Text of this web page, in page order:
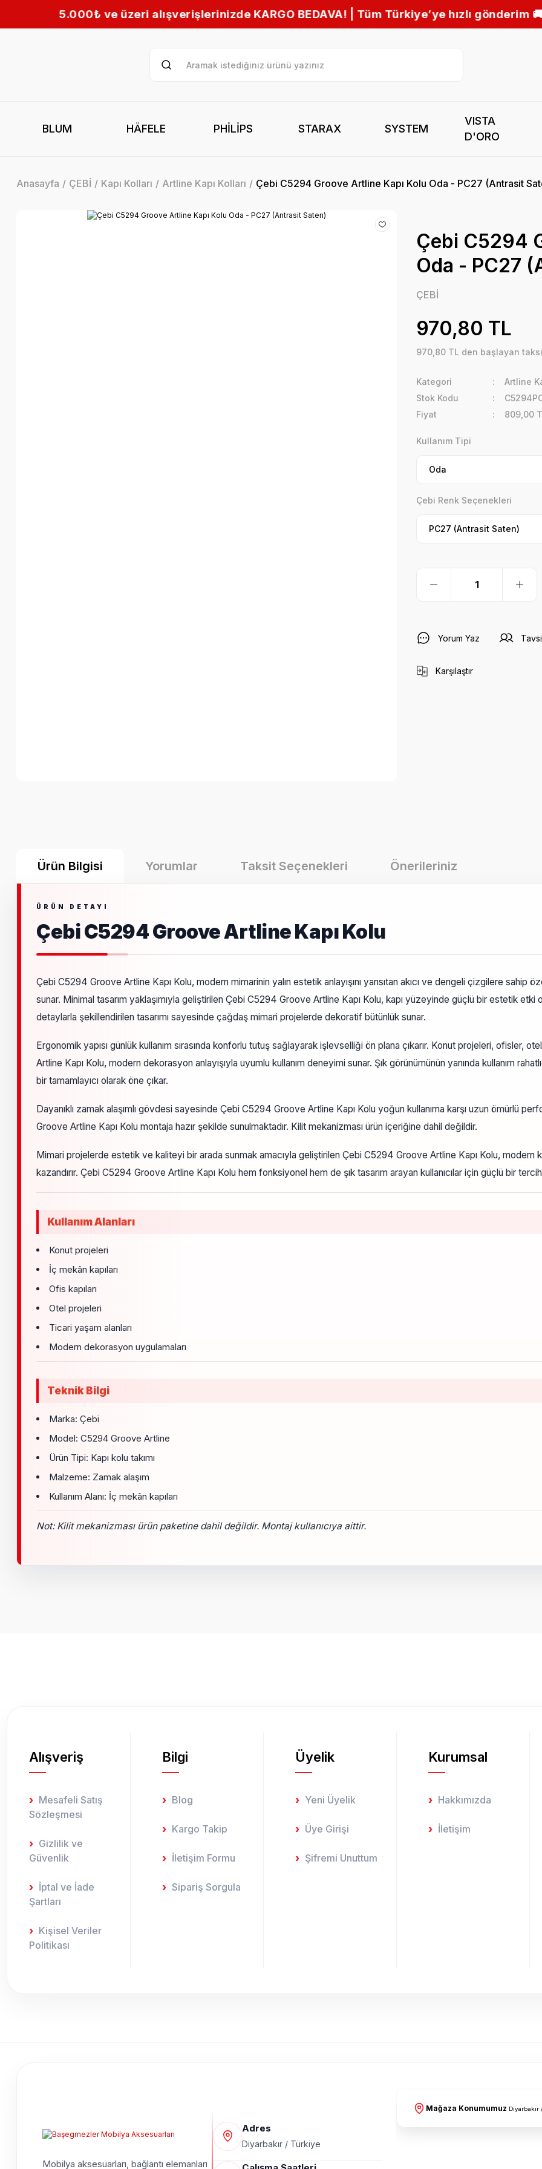
KARGO BEDAVA! | Tüm Türkiye’ye hızlı gönderim 🚚
BLUM HÄFELE PHİLİPS STARAX SYSTEM
VISTA
D'ORO
Anasayfa ÇEBİ Kapı Kolları Artline Kapı Kolları Çebi C5294 Groove Artline Kapı Kolu Oda - PC27 (Antrasit
Çebi C5294
Oda - PC27
ÇEBİ
970,80 TL
970,80 TL den başlayan
Kategori
Artline
Stok Kodu
Fiyat
809,00
Kullanım Tipi
Çebi Renk Seçenekleri
Yorum Yaz
Karşılaştır
Ürün Bilgisi Yorumlar Taksit Seçenekleri Önerileriniz
Çebi C5294 Groove Artline Kapı Kolu
Çebi C5294 Groove Artline Kapı Kolu, modern mimarinin yalın estetik anlayışını yansıtan akıcı ve dengeli çizgilere sahip
sunar. Minimal tasarım yaklaşımıyla geliştirilen Çebi C5294 Groove Artline Kapı Kolu, kapı yüzeyinde güçlü bir estetik
detaylarla şekillendirilen tasarımı sayesinde çağdaş mimari projelerde dekoratif bütünlük sunar.
Ergonomik yapısı günlük kullanım sırasında konforlu tutuş sağlayarak işlevselliği ön plana çıkarır. Konut projeleri, ofisler,
Artline Kapı Kolu, modern dekorasyon anlayışıyla uyumlu kullanım deneyimi sunar. Şık görünümünün yanında kullanım
bir tamamlayıcı olarak öne çıkar.
Dayanıklı zamak alaşımlı gövdesi sayesinde Çebi C5294 Groove Artline Kapı Kolu yoğun kullanıma karşı uzun ömürlü
Groove Artline Kapı Kolu montaja hazır şekilde sunulmaktadır. Kilit mekanizması ürün içeriğine dahil değildir.
Mimari projelerde estetik ve kaliteyi bir arada sunmak amacıyla geliştirilen Çebi C5294 Groove Artline Kapı Kolu,
kazandırır. Çebi C5294 Groove Artline Kapı Kolu hem fonksiyonel hem de şık tasarım arayan kullanıcılar için güçlü bir
Kullanım Alanları
Konut projeleri
İç mekân kapıları
Ofis kapıları
Otel projeleri
Ticari yaşam alanları
Modern dekorasyon uygulamaları
Teknik Bilgi
Marka: Çebi
Model: C5294 Groove Artline
Ürün Tipi: Kapı kolu takımı
Malzeme: Zamak alaşım
Kullanım Alanı: İç mekân kapıları
Not: Kilit mekanizması ürün paketine dahil değildir. Montaj kullanıcıya aittir.
Alışveriş
Mesafeli Satış
Sözleşmesi
Gizlilik ve
Güvenlik
İptal ve İade
Şartları
Kişisel Veriler
Politikası
Bilgi
Blog
Kargo Takip
İletişim Formu
Sipariş Sorgula
Üyelik
Yeni Üyelik
Üye Girişi
Şifremi Unuttum
Kurumsal
Hakkımızda
İletişim
Mobilya aksesuarları, bağlantı elemanları
Adres
Diyarbakır / Türkiye
Mağaza Konumumuz Diyarbakır